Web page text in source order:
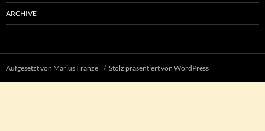
ARCHIVE
Aufgesetzt von Marius Fränzel Stolz präsentiert von WordPress